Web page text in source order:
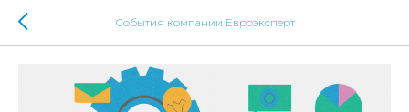
События компании Евроэксперт